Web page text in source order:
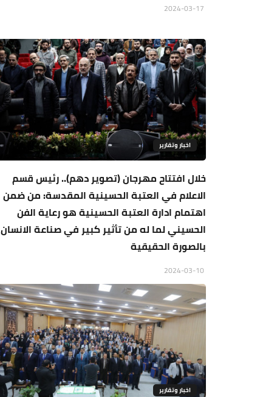
اخبار وتقارير
خلال افتتاح مهرجان (تصوير دهم).. رئيس قسم
الاعلام في العتبة الحسينية المقدسة: من ضمن
اهتمام ادارة العتبة الحسينية هو رعاية الفن
الحسيني لما له من تأثير كبير في صناعة الانسان
بالصورة الحقيقية
اخبار وتقارير